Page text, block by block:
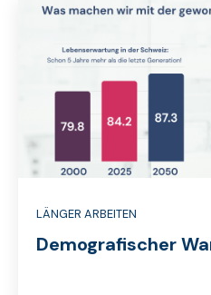
LÄNGER ARBEITEN
Demografischer